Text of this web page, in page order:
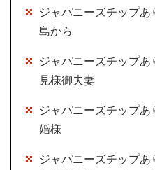
ジャパニーズチップ
島から
ジャパニーズチップ
見様御夫妻
ジャパニーズチップ
婚様
ジャパニーズチップ